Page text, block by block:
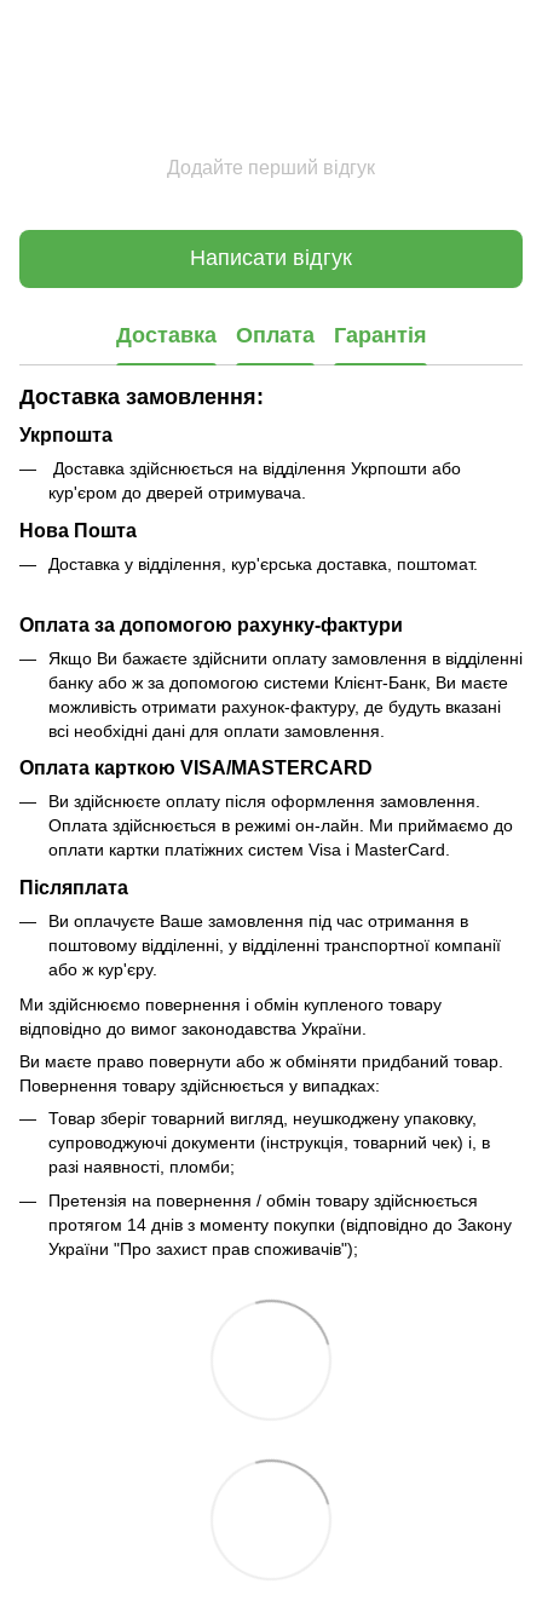
Додайте перший відгук
Написати відгук
Доставка Оплата Гарантія
Доставка замовлення:
Укрпошта
Доставка здійснюється на відділення Укрпошти або
кур'єром до дверей отримувача.
Нова Пошта
Доставка у відділення, кур'єрська доставка, поштомат.
Оплата за допомогою рахунку-фактури
Якщо Ви бажаєте здійснити оплату замовлення в відділенні
банку або ж за допомогою системи Клієнт-Банк, Ви маєте
можливість отримати рахунок-фактуру, де будуть вказані
всі необхідні дані для оплати замовлення.
Оплата карткою VISA/MASTERCARD
Ви здійснюєте оплату після оформлення замовлення.
Оплата здійснюється в режимі он-лайн. Ми приймаємо до
оплати картки платіжних систем Visa і MasterCard.
Післяплата
Ви оплачуєте Ваше замовлення під час отримання в
поштовому відділенні, у відділенні транспортної компанії
або ж кур'єру.
Ми здійснюємо повернення і обмін купленого товару
відповідно до вимог законодавства України.
Ви маєте право повернути або ж обміняти придбаний товар.
Повернення товару здійснюється у випадках:
Товар зберіг товарний вигляд, неушкоджену упаковку,
супроводжуючі документи (інструкція, товарний чек) і, в
разі наявності, пломби;
Претензія на повернення / обмін товару здійснюється
протягом 14 днів з моменту покупки (відповідно до Закону
України "Про захист прав споживачів");